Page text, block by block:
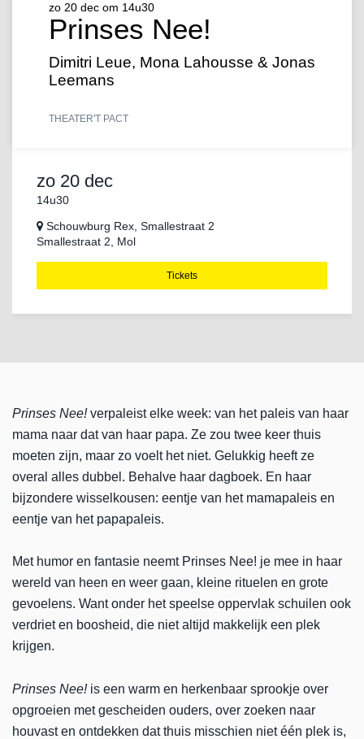
Prinses Nee!
Dimitri Leue, Mona Lahousse & Jonas
Leemans
zo 20 dec om 14u30
THEATER'T PACT
zo 20 dec
14u30
Schouwburg Rex, Smallestraat 2
Smallestraat 2, Mol
Tickets
Prinses Nee!verpaleist elke week: van het paleis van haar
mama naar dat van haar papa. Ze zou twee keer thuis
moeten zijn, maar zo voelt het niet. Gelukkig heeft ze
overal alles dubbel. Behalve haar dagboek. En haar
bijzondere wisselkousen: eentje van het mamapaleis en
eentje van het papapaleis.
Met humor en fantasie neemt Prinses Nee! je mee in haar
wereld van heen en weer gaan, kleine rituelen en grote
gevoelens. Want onder het speelse oppervlak schuilen ook
verdriet en boosheid, die niet altijd makkelijk een plek
krijgen.
Prinses Nee!is een warm en herkenbaar sprookje over
opgroeien met gescheiden ouders, over zoeken naar
houvast en ontdekken dat thuis misschien niet één plek is,